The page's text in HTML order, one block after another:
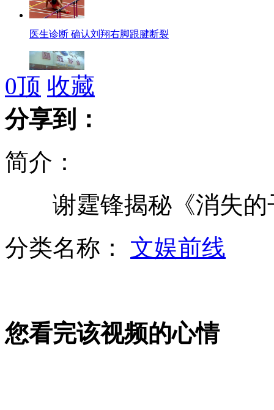
医生诊断 确认刘翔右脚跟腱断裂
“国酒茅台”商标遭强烈抵制
刘翔初步诊断跟腱断裂
0顶 收藏
分享到：
简介：
谢霆锋揭秘《消失的
分类名称： 文娱前线
您看完该视频的心情